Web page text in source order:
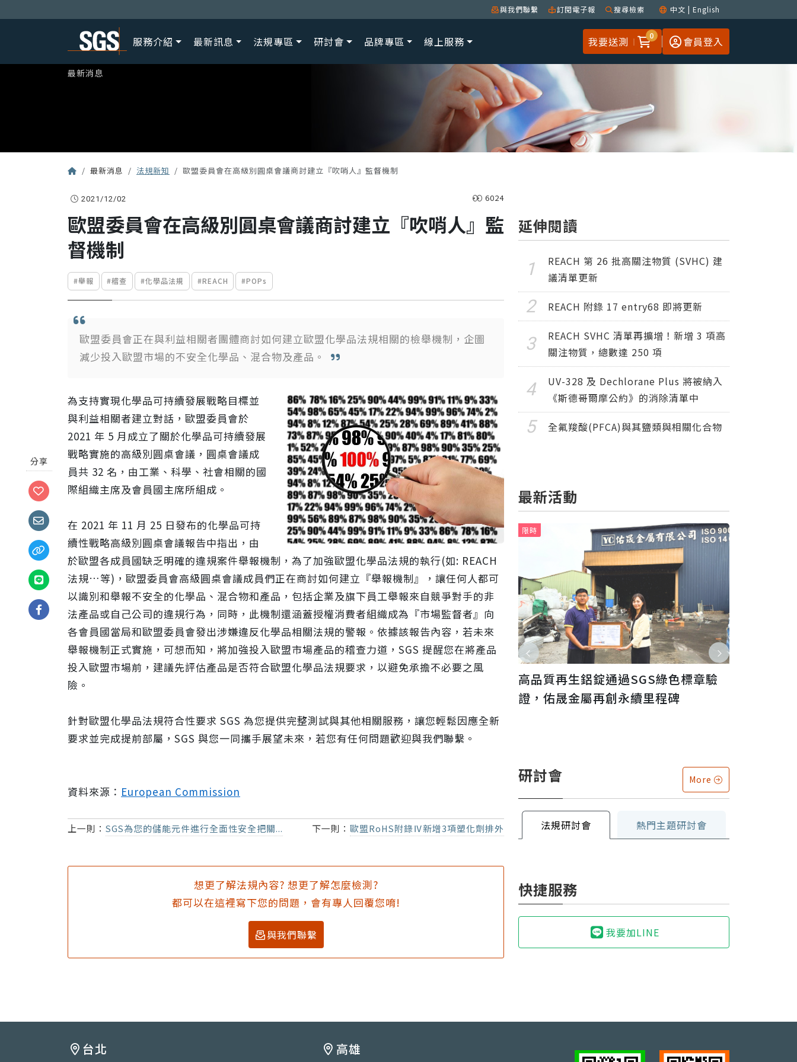
與我們聯繫 訂閱電子報 搜尋檢索 中文 | English
我要送測 0 會員登入
服務介紹 最新訊息 法規專區 研討會 品牌專區 線上服務
最新消息
最新消息 法規新知 歐盟委員會在高級別圓桌會議商討建立『吹哨人』監督機制
2021/12/02 6024
歐盟委員會在高級別圓桌會議商討建立『吹哨人』監
督機制
#舉報 #稽查 #化學品法規 #REACH #POPs
歐盟委員會正在與利益相關者團體商討如何建立歐盟化學品法規相關的檢舉機制，企圖
減少投入歐盟市場的不安全化學品、混合物及產品。
為支持實現化學品可持續發展戰略目標並
與利益相關者建立對話，歐盟委員會於
2021 年 5 月成立了關於化學品可持續發展
戰略實施的高級別圓桌會議，圓桌會議成
員共 32 名，由工業、科學、社會相關的國
際組織主席及會員國主席所組成。
在 2021 年 11 月 25 日發布的化學品可持
續性戰略高級別圓桌會議報告中指出，由
於歐盟各成員國缺乏明確的違規案件舉報機制，為了加強歐盟化學品法規的執行(如: REACH
法規…等)，歐盟委員會高級圓桌會議成員們正在商討如何建立『舉報機制』，讓任何人都可
以識別和舉報不安全的化學品、混合物和產品，包括企業及旗下員工舉報來自競爭對手的非
法產品或自己公司的違規行為，同時，此機制還涵蓋授權消費者組織成為『市場監督者』向
各會員國當局和歐盟委員會發出涉嫌違反化學品相關法規的警報。依據該報告內容，若未來
舉報機制正式實施，可想而知，將加強投入歐盟市場產品的稽查力道，SGS 提醒您在將產品
投入歐盟市場前，建議先評估產品是否符合歐盟化學品法規要求，以避免承擔不必要之風
險。
針對歐盟化學品法規符合性要求 SGS 為您提供完整測試與其他相關服務，讓您輕鬆因應全新
要求並完成提前部屬，SGS 與您一同攜手展望未來，若您有任何問題歡迎與我們聯繫。
資料來源： European Commission
上一則： SGS為您的儲能元件進行全面性安全把關... 下一則： 歐盟RoHS附錄Ⅳ新增3項塑化劑排外
想更了解法規內容? 想更了解怎麼檢測?
都可以在這裡寫下您的問題，會有專人回覆您唷!
與我們聯繫
延伸閱讀
REACH 第 26 批高關注物質 (SVHC) 建
議清單更新
REACH 附錄 17 entry68 即將更新
REACH SVHC 清單再擴增！新增 3 項高
關注物質，總數達 250 項
UV-328 及 Dechlorane Plus 將被納入
《斯德哥爾摩公約》的消除清單中
全氟羧酸(PFCA)與其鹽類與相關化合物
最新活動
限時 限時 限時
SGS 正式獲准成為歐盟電池法規指定
公告機構
研討會 More
法規研討會 熱門主題研討會
快捷服務
我要加LINE
分享
台北 高雄